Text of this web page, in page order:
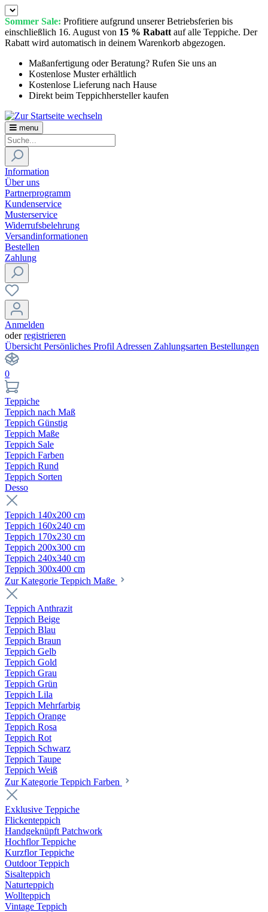
Sommer Sale: Profitiere aufgrund unserer Betriebsferien bis
einschließlich 16. August von 15 % Rabatt auf alle Teppiche. Der
Rabatt wird automatisch in deinem Warenkorb abgezogen.
Maßanfertigung oder Beratung? Rufen Sie uns an
Kostenlose Muster erhältlich
Kostenlose Lieferung nach Hause
Direkt beim Teppichhersteller kaufen
menu
Information
Über uns
Partnerprogramm
Kundenservice
Musterservice
Widerrufsbelehrung
Versandinformationen
Bestellen
Zahlung
Anmelden
oderregistrieren
Übersicht Persönliches Profil Adressen Zahlungsarten Bestellungen
0
Teppiche
Teppich nach Maß
Teppich Günstig
Teppich Maße
Teppich Sale
Teppich Farben
Teppich Rund
Teppich Sorten
Desso
Teppich 140x200 cm
Teppich 160x240 cm
Teppich 170x230 cm
Teppich 200x300 cm
Teppich 240x340 cm
Teppich 300x400 cm
Zur Kategorie Teppich Maße
Teppich Anthrazit
Teppich Beige
Teppich Blau
Teppich Braun
Teppich Gelb
Teppich Gold
Teppich Grau
Teppich Grün
Teppich Lila
Teppich Mehrfarbig
Teppich Orange
Teppich Rosa
Teppich Rot
Teppich Schwarz
Teppich Taupe
Teppich Weiß
Zur Kategorie Teppich Farben
Exklusive Teppiche
Flickenteppich
Handgeknüpft Patchwork
Hochflor Teppiche
Kurzflor Teppiche
Outdoor Teppich
Sisalteppich
Naturteppich
Wollteppich
Vintage Teppich